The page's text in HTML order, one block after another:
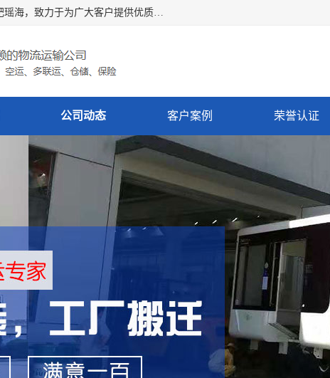
安徽信多多吊装搬运有限公司，主营吊装搬运,工厂搬迁，叉车出租，公司地址位于安徽合肥瑶海，致力于为广大客户提供优质的产品/服务，如果您对我公司的产品服务感兴趣，请联系[安徽信多多吊装搬运有限公司]，期待您的来电。
公司动态 客户案例 荣誉认证